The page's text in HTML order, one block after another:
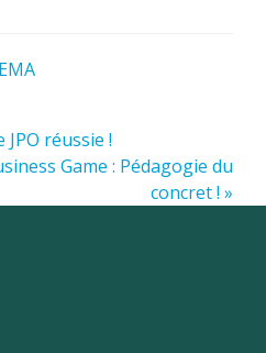
réussie !
Game : Pédagogie du
concret ! »